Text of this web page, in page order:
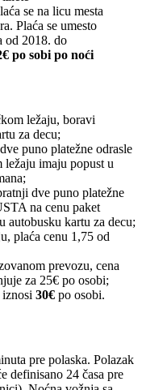
se na licu mesta
Plaća se umesto
od 2018. do
po sobi po noći
ležaju, boravi
za decu;
puno platežne odrasle
ležaju imaju popust u
dve puno platežne
na cenu paket
autobusku kartu za decu;
plaća cenu 1,75 od
prevozu, cena
za 25€ po osobi;
30€ po osobi.
pre polaska. Polazak
definisano 24 časa pre